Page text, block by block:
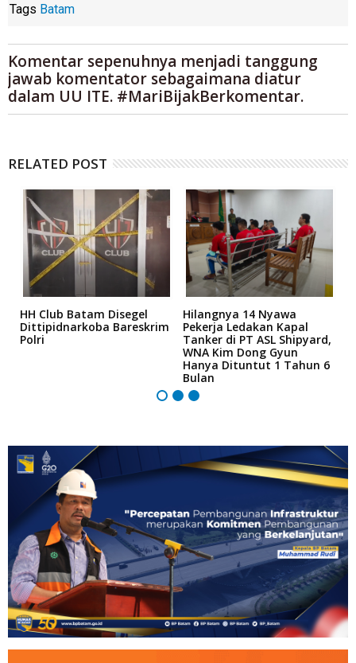
Tags Batam
Komentar sepenuhnya menjadi tanggung
jawab komentator sebagaimana diatur
dalam UU ITE. #MariBijakBerkomentar.
RELATED POST
HH Club Batam Disegel
Dittipidnarkoba Bareskrim
Polri
Hilangnya 14 Nyawa
Pekerja Ledakan Kapal
Tanker di PT ASL Shipyard,
WNA Kim Dong Gyun
Hanya Dituntut 1 Tahun 6
Bulan